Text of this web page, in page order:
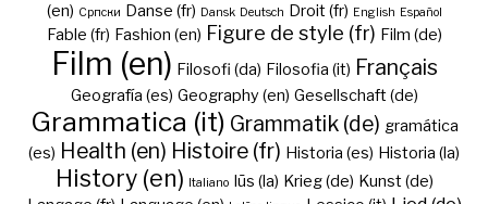
(en) Cрпски Danse (fr) Dansk Deutsch Droit (fr) English Español
Fable (fr) Fashion (en) Figure de style (fr) Film (de)
Film (en) Filosofi (da) Filosofia (it) Français
Geografía (es) Geography (en) Gesellschaft (de)
Grammatica (it) Grammatik (de) gramática
(es) Health (en) Histoire (fr) Historia (es) Historia (la)
History (en) Italiano Iūs (la) Krieg (de) Kunst (de)